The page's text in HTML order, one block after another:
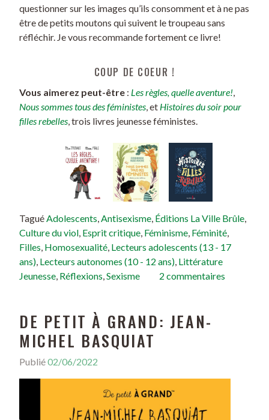
questionner sur les images qu’ils consomment et à ne pas
être de petits moutons qui suivent le troupeau sans
réfléchir. Je vous recommande fortement ce livre!
COUP DE COEUR !
Vous aimerez peut-être : Les règles, quelle aventure!
Nous sommes tous des féministes , et Histoires du soir pour
filles rebelles , trois livres jeunesse féministes.
TaguéAdolescents,Antisexisme, Éditions La Ville Brûle,
Culture du viol, Esprit critique, Féminisme, Féminité,
Filles, Homosexualité, Lecteurs adolescents (13 - 17
ans), Lecteurs autonomes (10 - 12 ans), Littérature
Jeunesse, Réflexions,Sexisme 2 commentaires
DE PETIT À GRAND: JEAN-
MICHEL BASQUIAT
Publié02/06/2022